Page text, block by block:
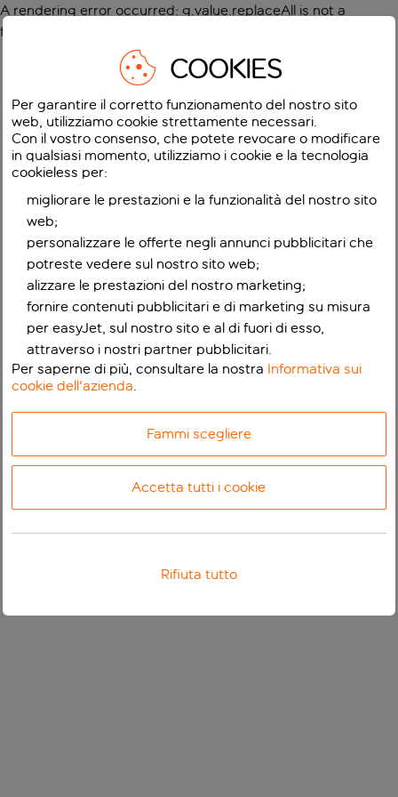
A rendering error occurred: g.value.replaceAll is not a
function
COOKIES
Per garantire il corretto funzionamento del nostro sito
web, utilizziamo cookie strettamente necessari.
Con il vostro consenso, che potete revocare o modificare
in qualsiasi momento, utilizziamo i cookie e la tecnologia
cookieless per:
migliorare le prestazioni e la funzionalità del nostro sito
web;
personalizzare le offerte negli annunci pubblicitari che
potreste vedere sul nostro sito web;
alizzare le prestazioni del nostro marketing;
fornire contenuti pubblicitari e di marketing su misura
per easyJet, sul nostro sito e al di fuori di esso,
attraverso i nostri partner pubblicitari.
Per saperne di più, consultare la nostra Informativa sui
cookie dell'azienda.
Fammi scegliere
Accetta tutti i cookie
Rifiuta tutto